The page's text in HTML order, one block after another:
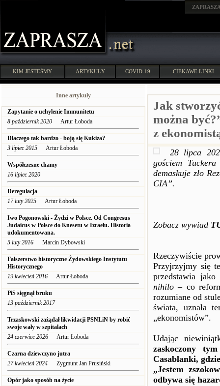
KIM JESTEŚMY ARTYKUŁY COVID-19 CIEKAWE LINKI
Inne artykuły
Zapytanie o uchylenie Immunitetu
8 październik 2020 Artur Łoboda
Dlaczego tak bardzo - boją się Kukiza?
3 lipiec 2015 Artur Łoboda
Współczesne chamy
16 lipiec 2020
Deregulacja
17 luty 2025 Artur Łoboda
Iwo Pogonowski - Żydzi w Polsce. Od Congresus
Judaicus w Polsce do Knesetu w Izraelu. Historia
udokumentowana.
5 luty 2016 Marcin Dybowski
Fałszerstwo historyczne Żydowskiego Instytutu
Historycznego
19 kwiecień 2016 Artur Łoboda
PiS sięgnął bruku
13 październik 2017
Trzaskowski zażądał likwidacji PSNLiN by robić
swoje wały w szpitalach
24 czerwiec 2026 Artur Łoboda
Czarna dziewczyno jutra
27 kwiecień 2024 Zygmunt Jan Prusiński
Opór jako sposób na życie
Jak
można
z
28 lipca
gościem
demaskuje zło
CIA”.
Zobacz wywiad
Rzeczywiście
Przyjrzyjmy się
przedstawia
nihilo – co
rozumiane od
świata, uznała
„ekonomistów”.
Udając
zaskoczony
Casablanki,
„Jestem
odbywa się